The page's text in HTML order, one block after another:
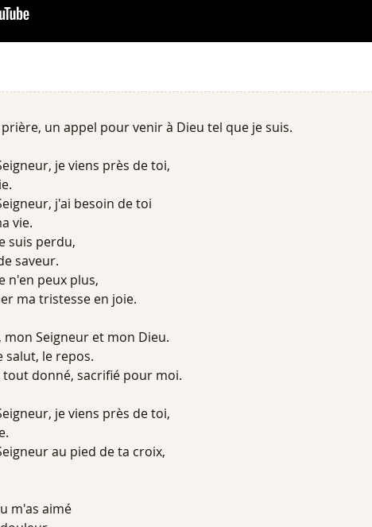
un appel pour venir à Dieu tel que je suis.
je viens près de toi,
j'ai besoin de toi
vie.
suis perdu,
saveur.
n'en peux plus,
ma tristesse en joie.
mon Seigneur et mon Dieu.
salut, le repos.
tout donné, sacrifié pour moi.
je viens près de toi,
au pied de ta croix,
m'as aimé